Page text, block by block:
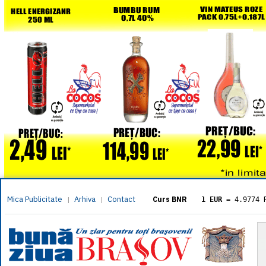
Mica Publicitate | Arhiva | Contact Curs BNR 1 EUR = 4.9774
= 5.8304
1 XAU= 464.4611
1 AED= 1.1933
1 AUD= 2.7957
1 BGN= 2.5449